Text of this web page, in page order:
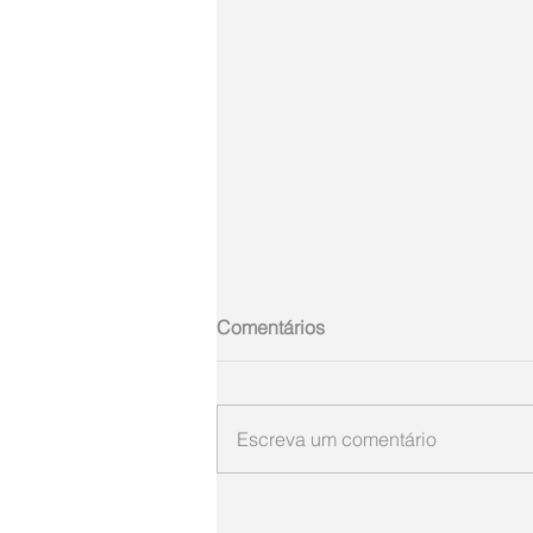
Comentários
Escreva um comentário